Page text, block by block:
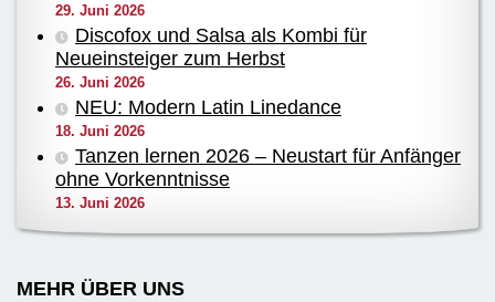
29. Juni 2026
Discofox und Salsa als Kombi für
Neueinsteiger zum Herbst
26. Juni 2026
NEU: Modern Latin Linedance
18. Juni 2026
Tanzen lernen 2026 – Neustart für Anfänger
ohne Vorkenntnisse
13. Juni 2026
MEHR ÜBER UNS